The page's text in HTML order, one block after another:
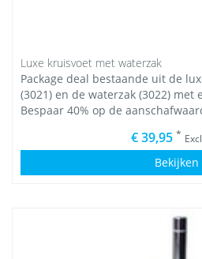
Luxe kruisvoet met waterzak
Package deal bestaande uit de
(3021) en de waterzak (3022)
Bespaar 40% op de
€ 39,95 *
Bekijken